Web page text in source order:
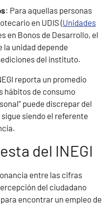
: Para aquellas personas
en UDIS (Unidades
en Bonos de Desarrollo, el
la unidad depende
del instituto.
reporta un promedio
hábitos de consumo
puede discrepar del
siendo el referente
del INEGI
entre las cifras
del ciudadano
encontrar un empleo de